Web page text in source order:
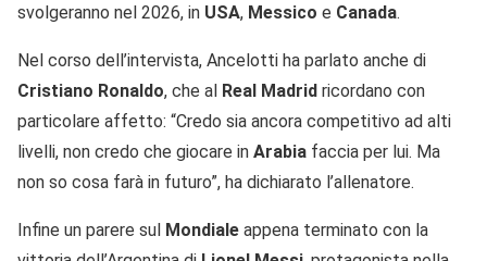
svolgeranno nel 2026, in USA, Messico e Canada.
Nel corso dell’intervista, Ancelotti ha parlato anche di
Cristiano Ronaldo, che al Real Madrid ricordano con
particolare affetto: “Credo sia ancora competitivo ad alti
livelli, non credo che giocare in Arabia faccia per lui. Ma
non so cosa farà in futuro”, ha dichiarato l’allenatore.
Infine un parere sul Mondiale appena terminato con la